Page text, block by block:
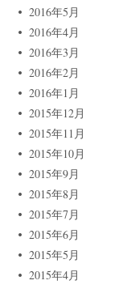
2016年5月
2016年4月
2016年3月
2016年2月
2016年1月
2015年12月
2015年11月
2015年10月
2015年9月
2015年8月
2015年7月
2015年6月
2015年5月
2015年4月